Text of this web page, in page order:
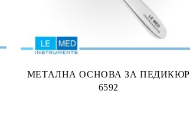
МЕТАЛНА ОСНОВА ЗА ПЕДИКЮР
6592